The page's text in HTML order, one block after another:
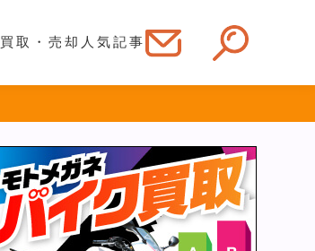
買取・売却 人気記事